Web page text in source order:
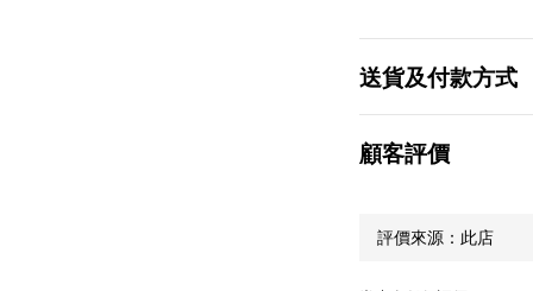
送貨及付款方式
顧客評價